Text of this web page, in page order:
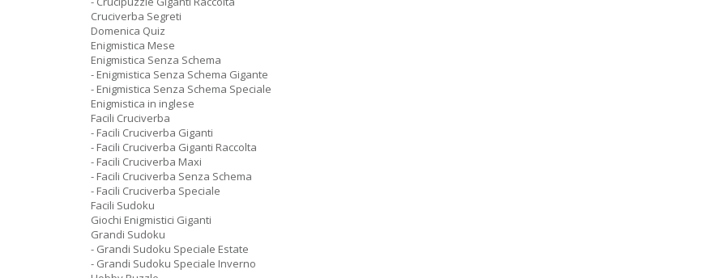
Cruciverba Segreti
Domenica Quiz
Enigmistica Mese
Enigmistica Senza Schema
- Enigmistica Senza Schema Gigante
- Enigmistica Senza Schema Speciale
Enigmistica in inglese
Facili Cruciverba
- Facili Cruciverba Giganti
- Facili Cruciverba Giganti Raccolta
- Facili Cruciverba Maxi
- Facili Cruciverba Senza Schema
- Facili Cruciverba Speciale
Facili Sudoku
Giochi Enigmistici Giganti
Grandi Sudoku
- Grandi Sudoku Speciale Estate
- Grandi Sudoku Speciale Inverno